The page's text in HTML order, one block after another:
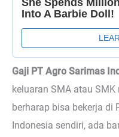
Gaji PT Agro Sarimas
keluaran SMA atau
berharap bisa bekerja di
Indonesia sendiri, ada